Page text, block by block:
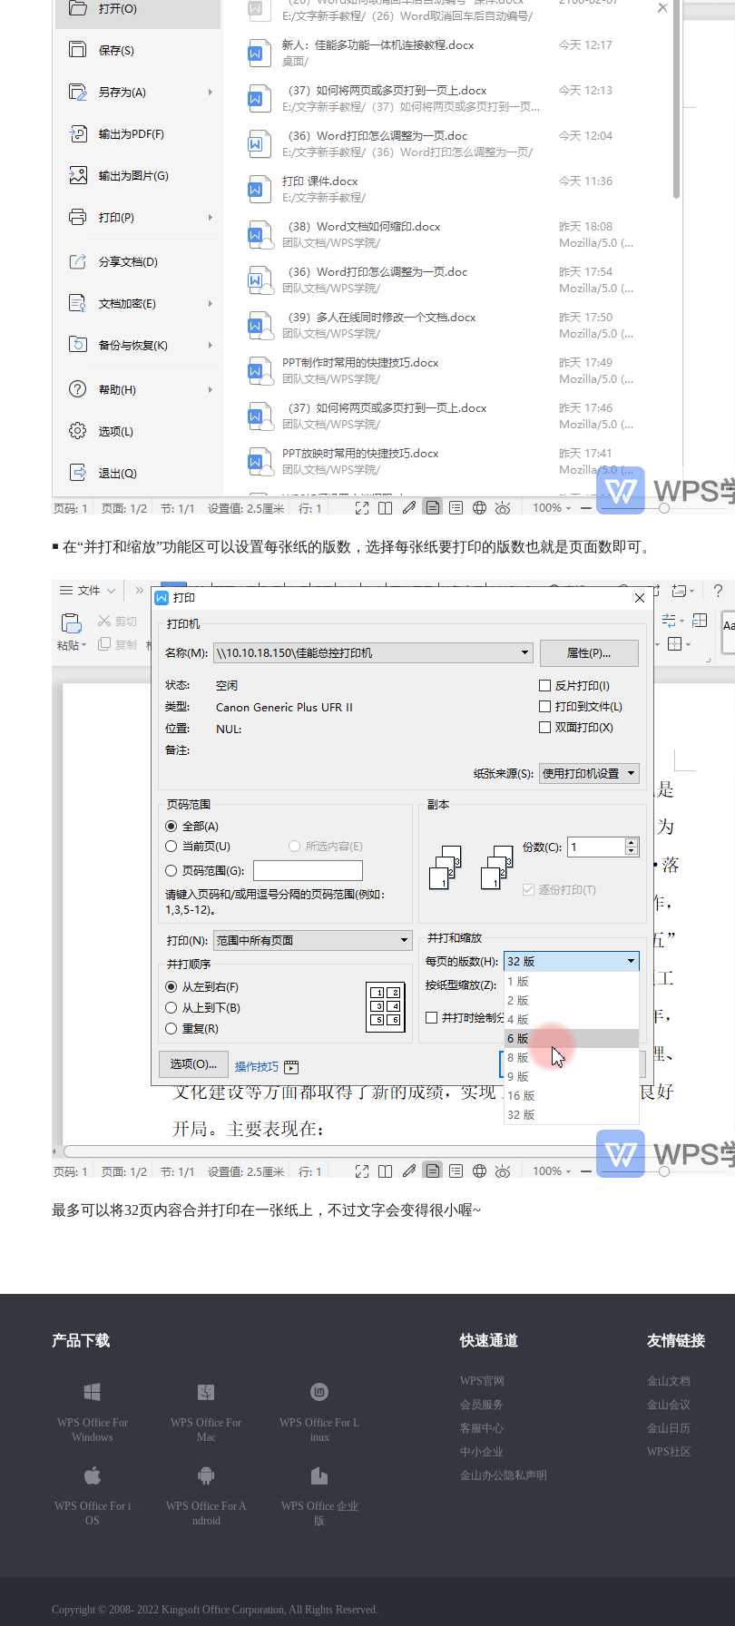
￭ 在“并打和缩放”功能区可以设置每张纸的版数，选择每张纸要打印的版数也就是页面数即可。
最多可以将32页内容合并打印在一张纸上，不过文字会变得很小喔~
产品下载
WPS Office For
Windows
WPS Office For
Mac
WPS Office For L
inux
WPS Office For i
OS
WPS Office For A
ndroid
WPS Office 企业
版
快速通道
WPS官网
会员服务
客服中心
中小企业
金山办公隐私声明
友情链接
金山文档
金山会议
金山日历
WPS社区
Copyright © 2008- 2022 Kingsoft Office Corporation, All Rights Reserved.